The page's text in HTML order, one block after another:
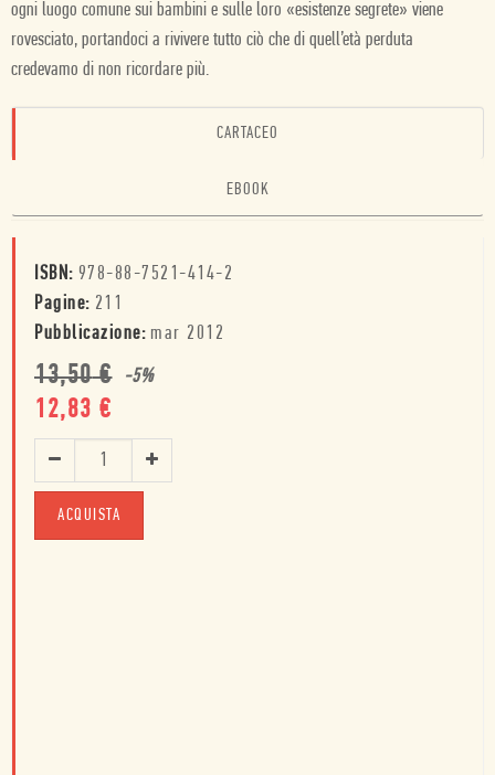
ogni luogo comune sui bambini e sulle loro «esistenze segrete» viene
rovesciato, portandoci a rivivere tutto ciò che di quell’età perduta
credevamo di non ricordare più.
CARTACEO
EBOOK
ISBN: 978-88-7521-414-2
Pagine: 211
Pubblicazione: mar 2012
13,50€ -5%
12,83 €
ACQUISTA